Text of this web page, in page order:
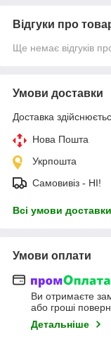
Відгуки про
Ще немає відгуків
Умови доставки
Доставка
Нова Пошта
Укрпошта
Самовивіз - НІ!
Всі умови доставки
Умови оплати
Ви отримаєте
або гроші
Детальніше